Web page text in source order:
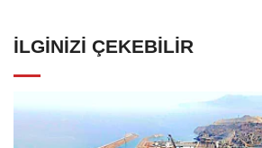
İLGINIZI ÇEKEBILIR